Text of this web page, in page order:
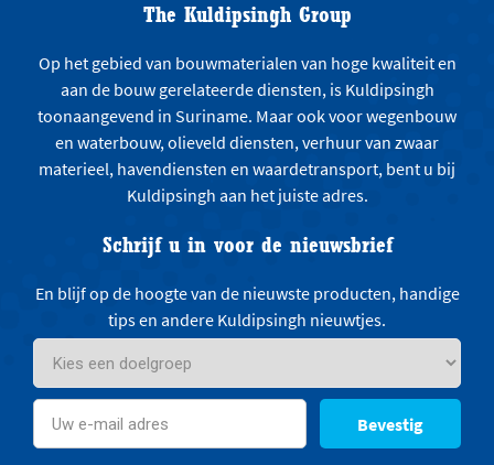
The Kuldipsingh Group
Op het gebied van bouwmaterialen van hoge kwaliteit en
aan de bouw gerelateerde diensten, is Kuldipsingh
toonaangevend in Suriname. Maar ook voor wegenbouw
en waterbouw, olieveld diensten, verhuur van zwaar
materieel, havendiensten en waardetransport, bent u bij
Kuldipsingh aan het juiste adres.
Schrijf u in voor de nieuwsbrief
En blijf op de hoogte van de nieuwste producten, handige
tips en andere Kuldipsingh nieuwtjes.
Bevestig